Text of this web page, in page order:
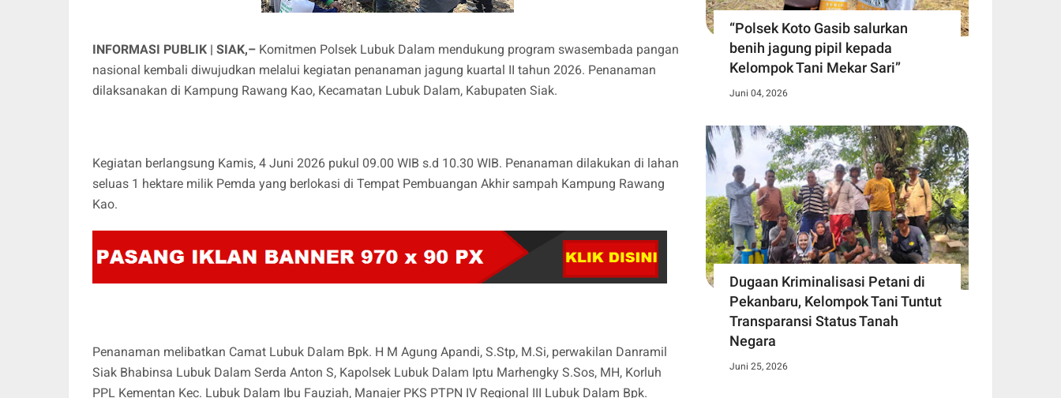
INFORMASI PUBLIK | SIAK,– Komitmen Polsek Lubuk Dalam mendukung program swasembada pangan
nasional kembali diwujudkan melalui kegiatan penanaman jagung kuartal II tahun 2026. Penanaman
dilaksanakan di Kampung Rawang Kao, Kecamatan Lubuk Dalam, Kabupaten Siak.
Kegiatan berlangsung Kamis, 4 Juni 2026 pukul 09.00 WIB s.d 10.30 WIB. Penanaman dilakukan di lahan
seluas 1 hektare milik Pemda yang berlokasi di Tempat Pembuangan Akhir sampah Kampung Rawang
Kao.
Penanaman melibatkan Camat Lubuk Dalam Bpk. H M Agung Apandi, S.Stp, M.Si, perwakilan Danramil
Siak Bhabinsa Lubuk Dalam Serda Anton S, Kapolsek Lubuk Dalam Iptu Marhengky S.Sos, MH, Korluh
PPL Kementan Kec. Lubuk Dalam Ibu Fauziah, Manajer PKS PTPN IV Regional III Lubuk Dalam Bpk.
“Polsek Koto Gasib salurkan
benih jagung pipil kepada
Kelompok Tani Mekar Sari”
Juni 04, 2026
Dugaan Kriminalisasi Petani di
Pekanbaru, Kelompok Tani Tuntut
Transparansi Status Tanah
Negara
Juni 25, 2026